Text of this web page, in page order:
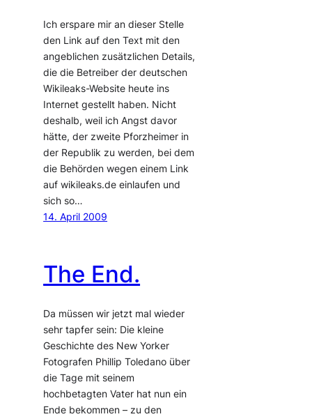
Ich erspare mir an dieser Stelle
den Link auf den Text mit den
angeblichen zusätzlichen Details,
die die Betreiber der deutschen
Wikileaks-Website heute ins
Internet gestellt haben. Nicht
deshalb, weil ich Angst davor
hätte, der zweite Pforzheimer in
der Republik zu werden, bei dem
die Behörden wegen einem Link
auf wikileaks.de einlaufen und
sich so…
14. April 2009
The End.
Da müssen wir jetzt mal wieder
sehr tapfer sein: Die kleine
Geschichte des New Yorker
Fotografen Phillip Toledano über
die Tage mit seinem
hochbetagten Vater hat nun ein
Ende bekommen – zu den